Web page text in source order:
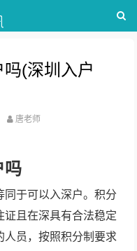
(深圳入户
唐老师
吗
同于可以入深户。积分
证且在深具有合法稳定
人员，按照积分制要求